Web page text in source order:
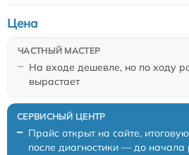
На входе дешевле, но по ходу
вырастает
Цена
Прайс открыт на сайте,
после диагностики — до начала